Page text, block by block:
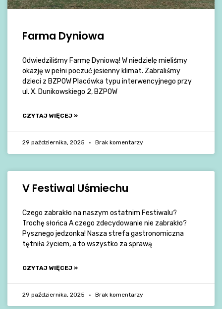
Farma Dyniowa
Odwiedziliśmy Farmę Dyniową! W niedzielę mieliśmy
okazję w pełni poczuć jesienny klimat. Zabraliśmy
dzieci z BZPOW Placówka typu interwencyjnego przy
ul. X. Dunikowskiego 2, BZPOW
CZYTAJ WIĘCEJ »
29 października, 2025 Brak komentarzy
V Festiwal Uśmiechu
Czego zabrakło na naszym ostatnim Festiwalu?
Trochę słońca A czego zdecydowanie nie zabrakło?
Pysznego jedzonka! Nasza strefa gastronomiczna
tętniła życiem, a to wszystko za sprawą
CZYTAJ WIĘCEJ »
29 października, 2025 Brak komentarzy